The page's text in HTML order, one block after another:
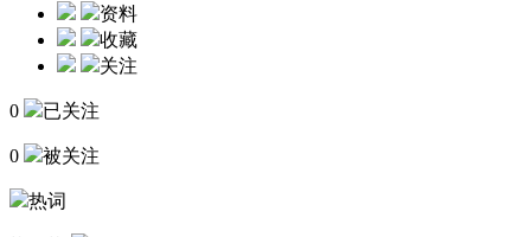
资料
收藏
关注
0 已关注
0 被关注
热词